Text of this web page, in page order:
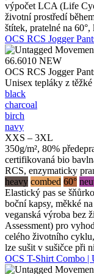
výpočet LCA (Life
životní prostředí
štítek, pratelné na
OCS RCS Jogger
66.6010 NEW
OCS RCS Jogger
Unisex tepláky z
black
charcoal
birch
navy
XXS – 3XL
350g/m², 80%
certifikovaná bio
RCS, enzymaticky
heavy combed 60°
Elastický pas se
boční kapsy, měkké
veganská výroba bez
Assessment) pro
celého životního
lze sušit v sušičce při
OCS T-Shirt Combo |